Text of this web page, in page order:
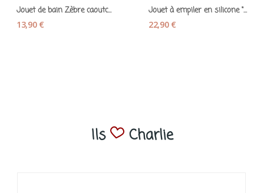
Jouet de bain Zèbre caoutchouc naturel - Tikiri
13,90 €
Jouet à empiler en silicone "Gobelets souples"...
22,90 €
Ils Charlie